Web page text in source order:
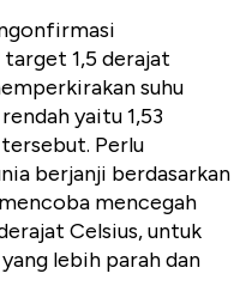
target 1,5 derajat
suhu
yaitu 1,53
Perlu
berjanji berdasarkan
mencegah
Celsius, untuk
lebih parah dan